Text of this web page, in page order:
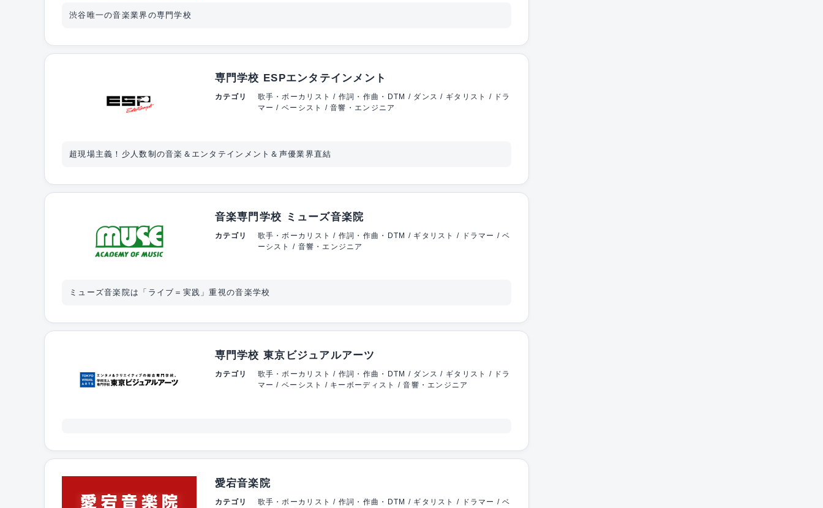
渋谷唯一の音楽業界の専門学校
専門学校 ESPエンタテインメント
カテゴリ
歌手・ボーカリスト / 作詞・作曲・DTM / ダンス / ギタリスト / ドラ
マー / ベーシスト / 音響・エンジニア
超現場主義！少人数制の音楽＆エンタテインメント＆声優業界直結
音楽専門学校 ミューズ音楽院
カテゴリ
歌手・ボーカリスト / 作詞・作曲・DTM / ギタリスト / ドラマー / ベ
ーシスト / 音響・エンジニア
ミューズ音楽院は「ライブ＝実践」重視の音楽学校
専門学校 東京ビジュアルアーツ
カテゴリ
歌手・ボーカリスト / 作詞・作曲・DTM / ダンス / ギタリスト / ドラ
マー / ベーシスト / キーボーディスト / 音響・エンジニア
愛宕音楽院
カテゴリ
歌手・ボーカリスト / 作詞・作曲・DTM / ギタリスト / ドラマー / ベ